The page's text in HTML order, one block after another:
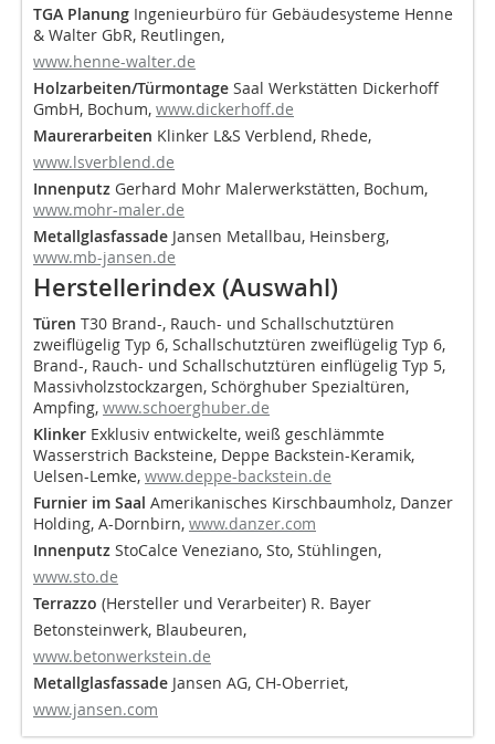
TGA Planung Ingenieurbüro für Gebäudesysteme Henne
& Walter GbR, Reutlingen,
www.henne-walter.de
Holzarbeiten/Türmontage Saal Werkstätten Dickerhoff
GmbH, Bochum, www.dickerhoff.de
Maurerarbeiten Klinker L&S Verblend, Rhede,
www.lsverblend.de
Innenputz Gerhard Mohr Malerwerkstätten, Bochum,
www.mohr-maler.de
Metallglasfassade Jansen Metallbau, Heinsberg,
www.mb-jansen.de
Herstellerindex (Auswahl)
Türen T30 Brand-, Rauch- und Schallschutztüren
zweiflügelig Typ 6, Schallschutztüren zweiflügelig Typ 6,
Brand-, Rauch- und Schallschutztüren einflügelig Typ 5,
Massivholzstockzargen, Schörghuber Spezialtüren,
Ampfing, www.schoerghuber.de
Klinker Exklusiv entwickelte, weiß geschlämmte
Wasserstrich Backsteine, Deppe Backstein-Keramik,
Uelsen-Lemke, www.deppe-backstein.de
Furnier im Saal Amerikanisches Kirschbaumholz, Danzer
Holding, A-Dornbirn, www.danzer.com
Innenputz StoCalce Veneziano, Sto, Stühlingen,
www.sto.de
Terrazzo (Hersteller und Verarbeiter) R. Bayer
Betonsteinwerk, Blaubeuren,
www.betonwerkstein.de
Metallglasfassade Jansen AG, CH-Oberriet,
www.jansen.com